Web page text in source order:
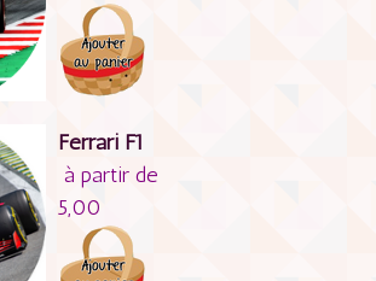
Ferrari F1
à partir de
5,00